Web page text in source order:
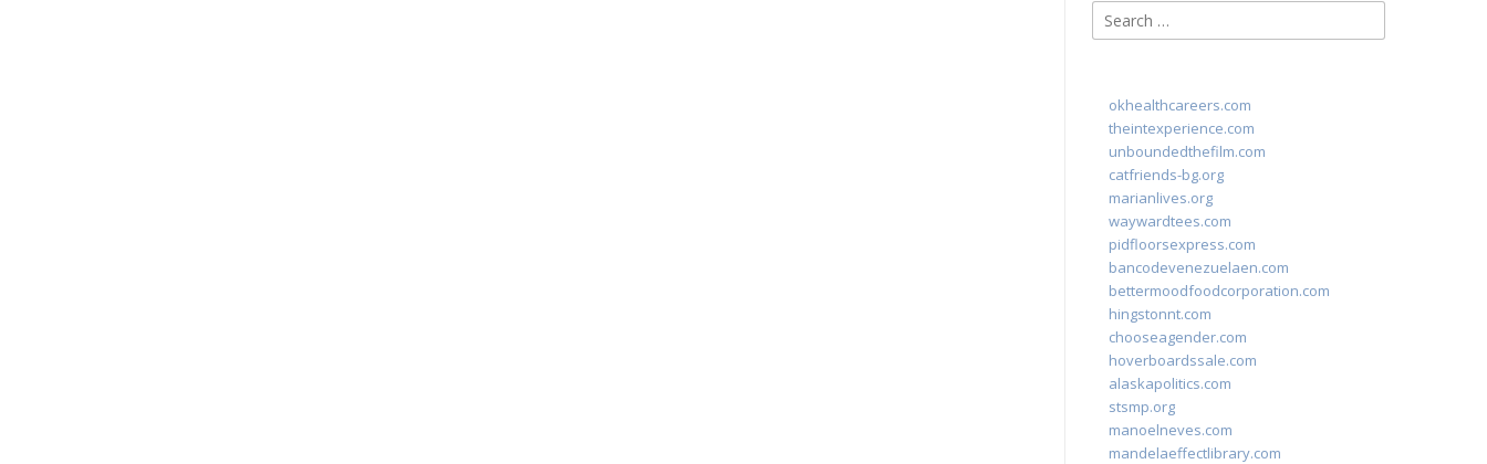
Search
for:
okhealthcareers.com
theintexperience.com
unboundedthefilm.com
catfriends-bg.org
marianlives.org
waywardtees.com
pidfloorsexpress.com
bancodevenezuelaen.com
bettermoodfoodcorporation.com
hingstonnt.com
chooseagender.com
hoverboardssale.com
alaskapolitics.com
stsmp.org
manoelneves.com
mandelaeffectlibrary.com